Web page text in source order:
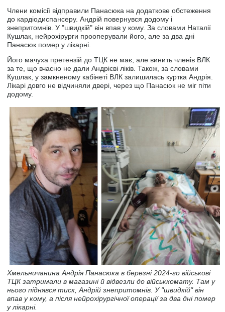
Члени комісії відправили Панасюка на додаткове обстеження
до кардіодиспансеру. Андрій повернувся додому і
знепритомнів. У "швидкій" він впав у кому. За словами Наталії
Кушлак, нейрохірурги прооперували його, але за два дні
Панасюк помер у лікарні.
Його мачуха претензій до ТЦК не має, але винить членів ВЛК
за те, що вчасно не дали Андрієві ліків. Також, за словами
Кушлак, у замкненому кабінеті ВЛК залишилась куртка Андрія.
Лікарі довго не відчиняли двері, через що Панасюк не міг піти
додому.
Хмельничанина Андрія Панасюка в березні 2024-го військові
ТЦК затримали в магазині й відвезли до військкомату. Там у
нього піднявся тиск, Андрій знепритомнів. У "швидкій" він
впав у кому, а після нейрохірургічної операції за два дні помер
у лікарні.